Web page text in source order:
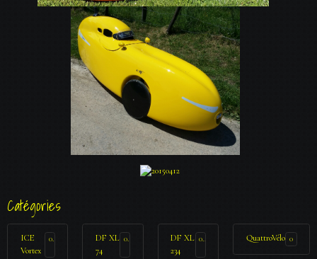
Catégories
ICE
Vortex
0
DF XL
74
0
DF XL
234
0 QuattroVélo 0